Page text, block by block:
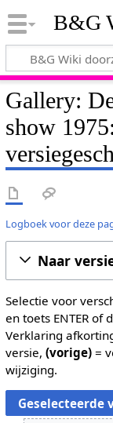
B&G
Gallery:
show 1975:
Logboek voor deze
Naar
Selectie voor
en toets ENTER of
Verklaring
versie, (vorige)=
wijziging.